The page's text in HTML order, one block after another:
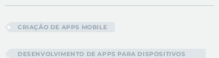
CRIAÇÃO DE APPS MOBILE
DESENVOLVIMENTO DE APPS PARA DISPOSITIVOS